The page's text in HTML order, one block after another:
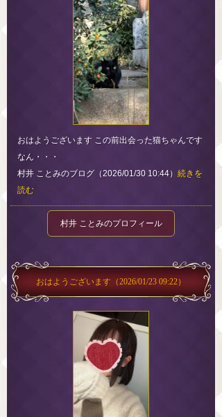
おはようございます この前出会った猫ちゃんです
なん・・・
村井 ことみのブログ（2026/01/30 10:44） 続きを
読む
村井 ことみのプロフィール
おはようございます （2026/01/23 09:22）